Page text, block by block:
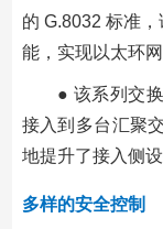
的 G.8032 标准
能，实现以太环
● 该系列交
接入到多台汇聚
地提升了接入侧设
多样的安全控制